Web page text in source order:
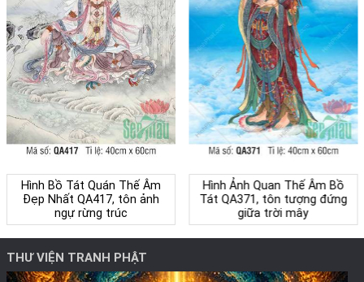
Hình Bồ Tát Quán Thế Âm
Đẹp Nhất QA417, tôn ảnh
ngự rừng trúc
Hình Ảnh Quan Thế Âm Bồ
Tát QA371, tôn tượng đứng
giữa trời mây
THƯ VIỆN TRANH PHẬT